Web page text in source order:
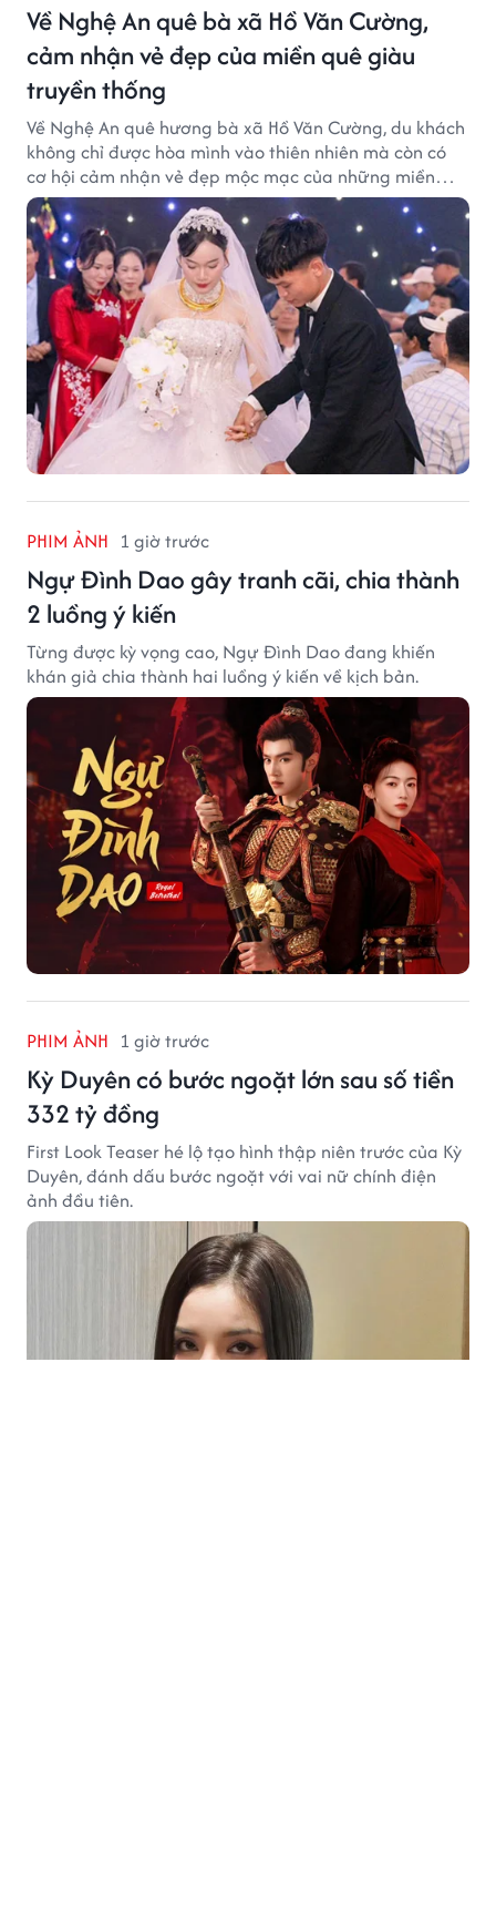
Về Nghệ An quê bà xã Hồ Văn Cường,
cảm nhận vẻ đẹp của miền quê giàu
truyền thống
Về Nghệ An quê hương bà xã Hồ Văn Cường, du khách
không chỉ được hòa mình vào thiên nhiên mà còn có
cơ hội cảm nhận vẻ đẹp mộc mạc của những miền
quê giàu truyền thống.
PHIM ẢNH 1 giờ trước
Ngự Đình Dao gây tranh cãi, chia thành
2 luồng ý kiến
Từng được kỳ vọng cao, Ngự Đình Dao đang khiến
khán giả chia thành hai luồng ý kiến về kịch bản.
PHIM ẢNH 1 giờ trước
Kỳ Duyên có bước ngoặt lớn sau số tiền
332 tỷ đồng
First Look Teaser hé lộ tạo hình thập niên trước của Kỳ
Duyên, đánh dấu bước ngoặt với vai nữ chính điện
ảnh đầu tiên.